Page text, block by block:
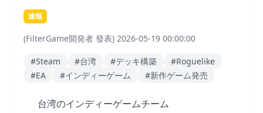
速報
(FilterGame開発者 發表) 2026-05-19 00:00:00
#Steam #台湾 #デッキ構築
#Roguelike
#EA
#インディーゲーム #新作ゲーム発売
台湾のインディーゲームチーム